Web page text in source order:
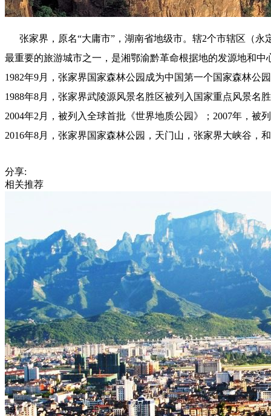
张家界，原名“大庸市”，湖南省地级市。辖2个市辖区（永
最重要的旅游城市之一，是湘鄂渝黔革命根据地的发源地和中
1982年9月，张家界国家森林公园成为中国第一个国家森林公
1988年8月，张家界武陵源风景名胜区被列入国家重点风景名
2004年2月，被列入全球首批《世界地质公园》；2007年，
2016年8月，张家界国家森林公园，天门山，张家界大峡谷，
分享:
相关推荐